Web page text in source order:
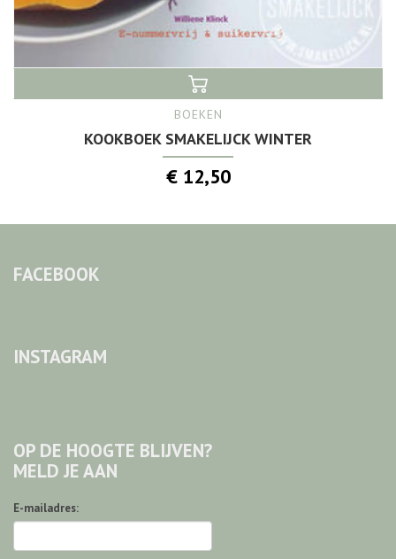
BOEKEN
KOOKBOEK SMAKELIJCK WINTER
€ 12,50
FACEBOOK
INSTAGRAM
OP DE HOOGTE BLIJVEN?
MELD JE AAN
E-mailadres: